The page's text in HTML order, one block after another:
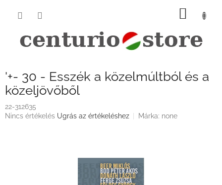
KOSÁR
'+- 30 - Esszék a közelmúltból és a
közeljövőből
22-312635
A
Nincs értékelés Ugrás az értékeléshez Márka: none